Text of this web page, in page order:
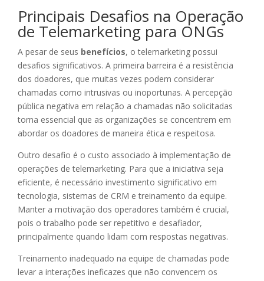
Principais Desafios na Operação
de Telemarketing para ONGs
A pesar de seus benefícios, o telemarketing possui
desafios significativos. A primeira barreira é a resistência
dos doadores, que muitas vezes podem considerar
chamadas como intrusivas ou inoportunas. A percepção
pública negativa em relação a chamadas não solicitadas
torna essencial que as organizações se concentrem em
abordar os doadores de maneira ética e respeitosa.
Outro desafio é o custo associado à implementação de
operações de telemarketing. Para que a iniciativa seja
eficiente, é necessário investimento significativo em
tecnologia, sistemas de CRM e treinamento da equipe.
Manter a motivação dos operadores também é crucial,
pois o trabalho pode ser repetitivo e desafiador,
principalmente quando lidam com respostas negativas.
Treinamento inadequado na equipe de chamadas pode
levar a interações ineficazes que não convencem os